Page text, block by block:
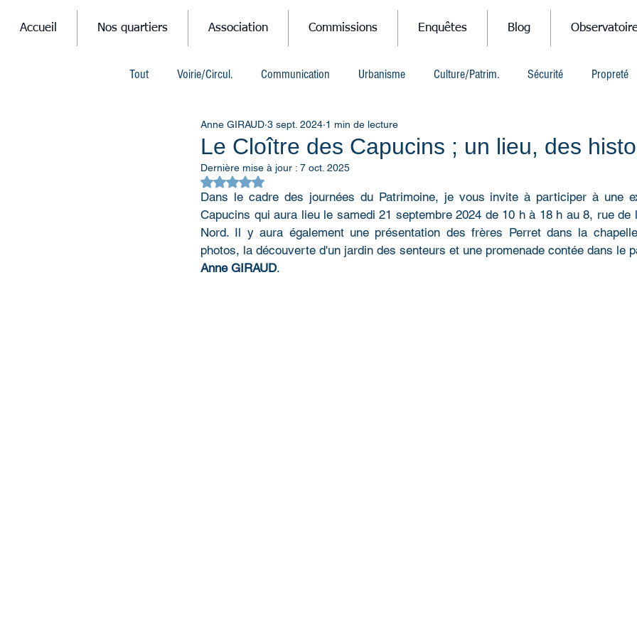
Accueil Nos quartiers Association Commissions Enquêtes Blog
Tout Voirie/Circul. Communication Urbanisme Culture/Patrim. Sécurité Propreté
Divers Humour
Le Cloître des Capucins ; un lieu, des
Anne GIRAUD 3 sept. 2024 1 min de lecture
Dernière mise à jour : 7 oct. 2025
Noté NaN étoiles sur 5.
Dans le cadre des journées du Patrimoine, je vous invite à participer à une
Capucins qui aura lieu le samedi 21 septembre 2024 de 10 h à 18 h au 8, rue de
Nord. Il y aura également une présentation des frères Perret dans la
photos, la découverte d'un jardin des senteurs et une promenade contée dans le
Anne GIRAUD.